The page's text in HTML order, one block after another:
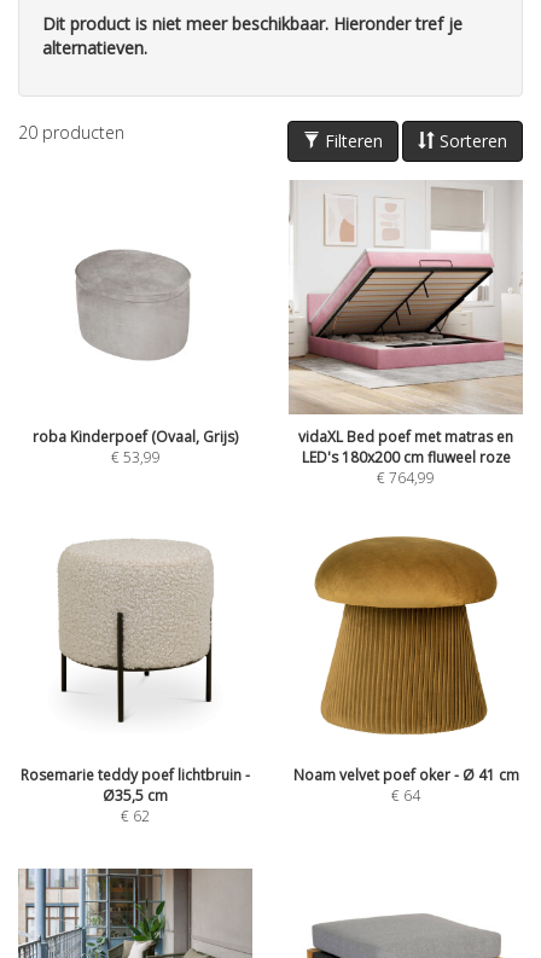
Dit product is niet meer beschikbaar. Hieronder tref je
alternatieven.
Sorteren
Filteren
20 producten
roba Kinderpoef (Ovaal, Grijs)
€53,99
vidaXL Bed poef met matras en
LED's 180x200 cm fluweel roze
€764,99
Rosemarie teddy poef lichtbruin -
Ø35,5 cm
€ 62
Noam velvet poef oker - Ø 41 cm
€ 64